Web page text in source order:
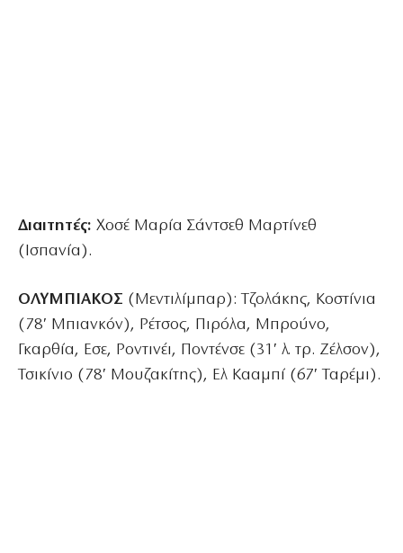
Διαιτητές: Χοσέ Μαρία Σάντσεθ Μαρτίνεθ
(Ισπανία).
ΟΛΥΜΠΙΑΚΟΣ (Μεντιλίμπαρ): Τζολάκης, Κοστίνια
(78′ Μπιανκόν), Ρέτσος, Πιρόλα, Μπρούνο,
Γκαρθία, Εσε, Ροντινέι, Ποντένσε (31′ λ. τρ. Ζέλσον),
Τσικίνιο (78′ Μουζακίτης), Ελ Κααμπί (67′ Ταρέμι).